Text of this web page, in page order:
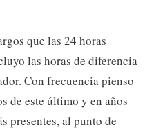
que las 24 horas
las horas de diferencia
Con frecuencia pienso
de este último y en años
presentes, al punto de